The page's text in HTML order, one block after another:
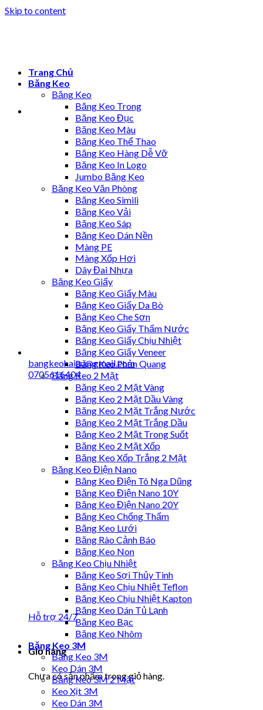
Skip to content
bangkeohaiau@gmail.com
0705616404
Hỗ trợ 24/7
Giỏ hàng
Chưa có sản phẩm trong giỏ hàng.
Trang Chủ
Băng Keo
Băng Keo
Băng Keo Trong
Băng Keo Đục
Băng Keo Màu
Băng Keo Thể Thao
Băng Keo Hàng Dễ Vỡ
Băng Keo In Logo
Jumbo Băng Keo
Băng Keo Văn Phòng
Băng Keo Simili
Băng Keo Vải
Băng Keo Sáp
Băng Keo Dán Nền
Màng PE
Màng Xốp Hơi
Dây Đai Nhựa
Băng Keo Giấy
Băng Keo Giấy Màu
Băng Keo Giấy Da Bò
Băng Keo Che Sơn
Băng Keo Giấy Thấm Nước
Băng Keo Giấy Chịu Nhiệt
Băng Keo Giấy Veneer
Băng Keo Phản Quang
Băng Keo 2 Mặt
Băng Keo 2 Mặt Vàng
Băng Keo 2 Mặt Dầu Vàng
Băng Keo 2 Mặt Trắng Nước
Băng Keo 2 Mặt Trắng Dầu
Băng Keo 2 Mặt Trong Suốt
Băng Keo 2 Mặt Xốp
Băng Keo Xốp Trắng 2 Mặt
Băng Keo Điện Nano
Băng Keo Điện Tô Nga Dũng
Băng Keo Điện Nano 10Y
Băng Keo Điện Nano 20Y
Băng Keo Chống Thấm
Băng Keo Lưới
Băng Rào Cảnh Báo
Băng Keo Non
Băng Keo Chịu Nhiệt
Băng Keo Sợi Thủy Tinh
Băng Keo Chịu Nhiệt Teflon
Băng Keo Chịu Nhiệt Kapton
Băng Keo Dán Tủ Lạnh
Băng Keo Bạc
Băng Keo Nhôm
Băng Keo 3M
Băng Keo 3M
Keo Dán 3M
Băng Keo 3M 2 Mặt
Keo Xịt 3M
Keo Dán 3M